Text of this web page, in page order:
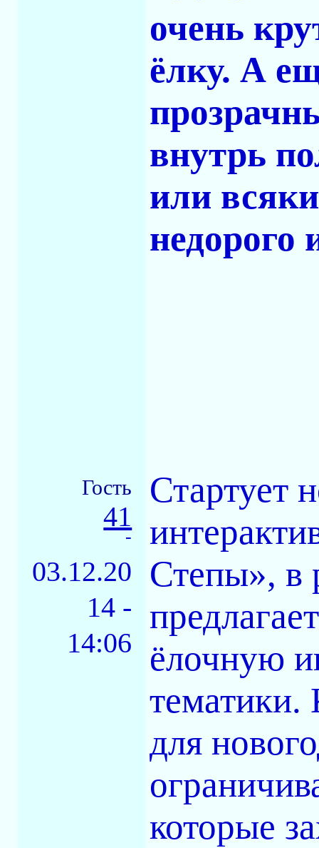
очень
ёлку. А
внутрь
или
недорого
Гость
41
-
03.12.20
14 -
14:06
Стартует
Степы», в
ёлочную
тематики.
для
которые